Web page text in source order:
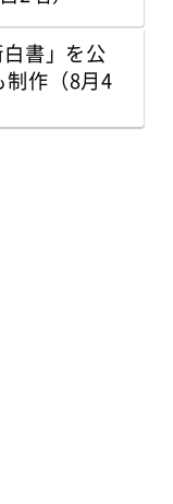
書」を公
作（8月4